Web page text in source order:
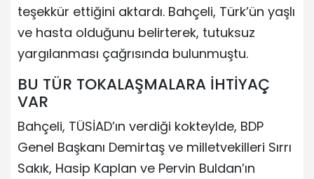
teşekkür ettiğini aktardı. Bahçeli, Türk’ün yaşlı
ve hasta olduğunu belirterek, tutuksuz
yargılanması çağrısında bulunmuştu.
BU TÜR TOKALAŞMALARA İHTİYAÇ
VAR
Bahçeli, TÜSİAD’ın verdiği kokteylde, BDP
Genel Başkanı Demirtaş ve milletvekilleri Sırrı
Sakık, Hasip Kaplan ve Pervin Buldan’ın